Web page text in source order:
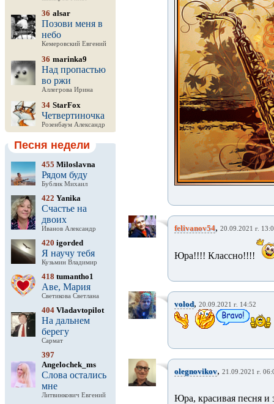
36 alsar
Позови меня в
небо
Кемеровский Евгений
36 marinka9
Над пропастью
во ржи
Аллегрова Ирина
34 StarFox
Четвертиночка
Розенбаум Александр
Песня недели
455 Miloslavna
Рядом буду
Бублик Михаил
422 Yanika
Счастье на
двоих
Иванов Александр
420 igorded
Я научу тебя
Кузьмин Владимир
418 tumantho1
Аве, Мария
Светикова Светлана
404 Vladavtopilot
На дальнем
берегу
Сармат
397
Angelochek_ms
Слова остались
мне
Литвинкович Евгений
felivanov54, 20.09.2021 г.
Юра!!!! Классно!!!!
volod, 20.09.2021 г. 14:52
olegnovikov, 21.09.2021 г.
Юра, красивая песня и